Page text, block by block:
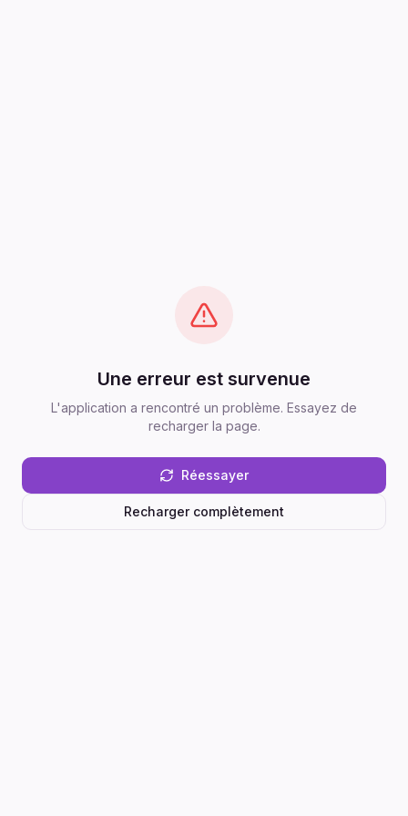
Une erreur est survenue
L'application a rencontré un problème. Essayez de
recharger la page.
Réessayer
Recharger complètement